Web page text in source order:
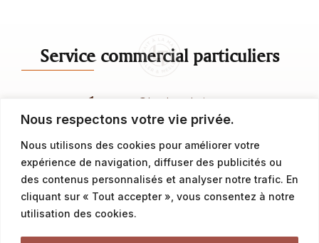
Nous respectons votre vie privée.
Nous utilisons des cookies pour améliorer votre
expérience de navigation, diffuser des publicités ou
des contenus personnalisés et analyser notre trafic. En
cliquant sur « Tout accepter », vous consentez à notre
utilisation des cookies.
Service commercial particuliers
contact@latalemelerie.com
Service commercial professionnels
commercial@latalemelerie.com